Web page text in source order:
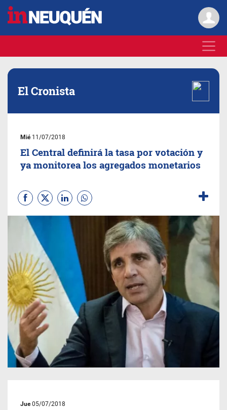
El Cronista
Mié11/07/2018
El Central definirá la tasa por votación y
ya monitorea los agregados monetarios
Jue05/07/2018